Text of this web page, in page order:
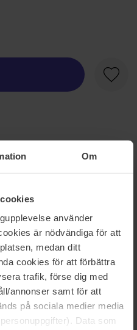
Om
använder
är nödvändiga för att
medan ditt
cookies för att förbättra
trafik, förse dig med
annonser samt för att
på sociala medier media
Data som
een bloemige geur die de
De geur opent met
mengeling van paarse Franse
slotte laat het een blijvende
noten van wit hout,
degenen die tijdloze, rustige